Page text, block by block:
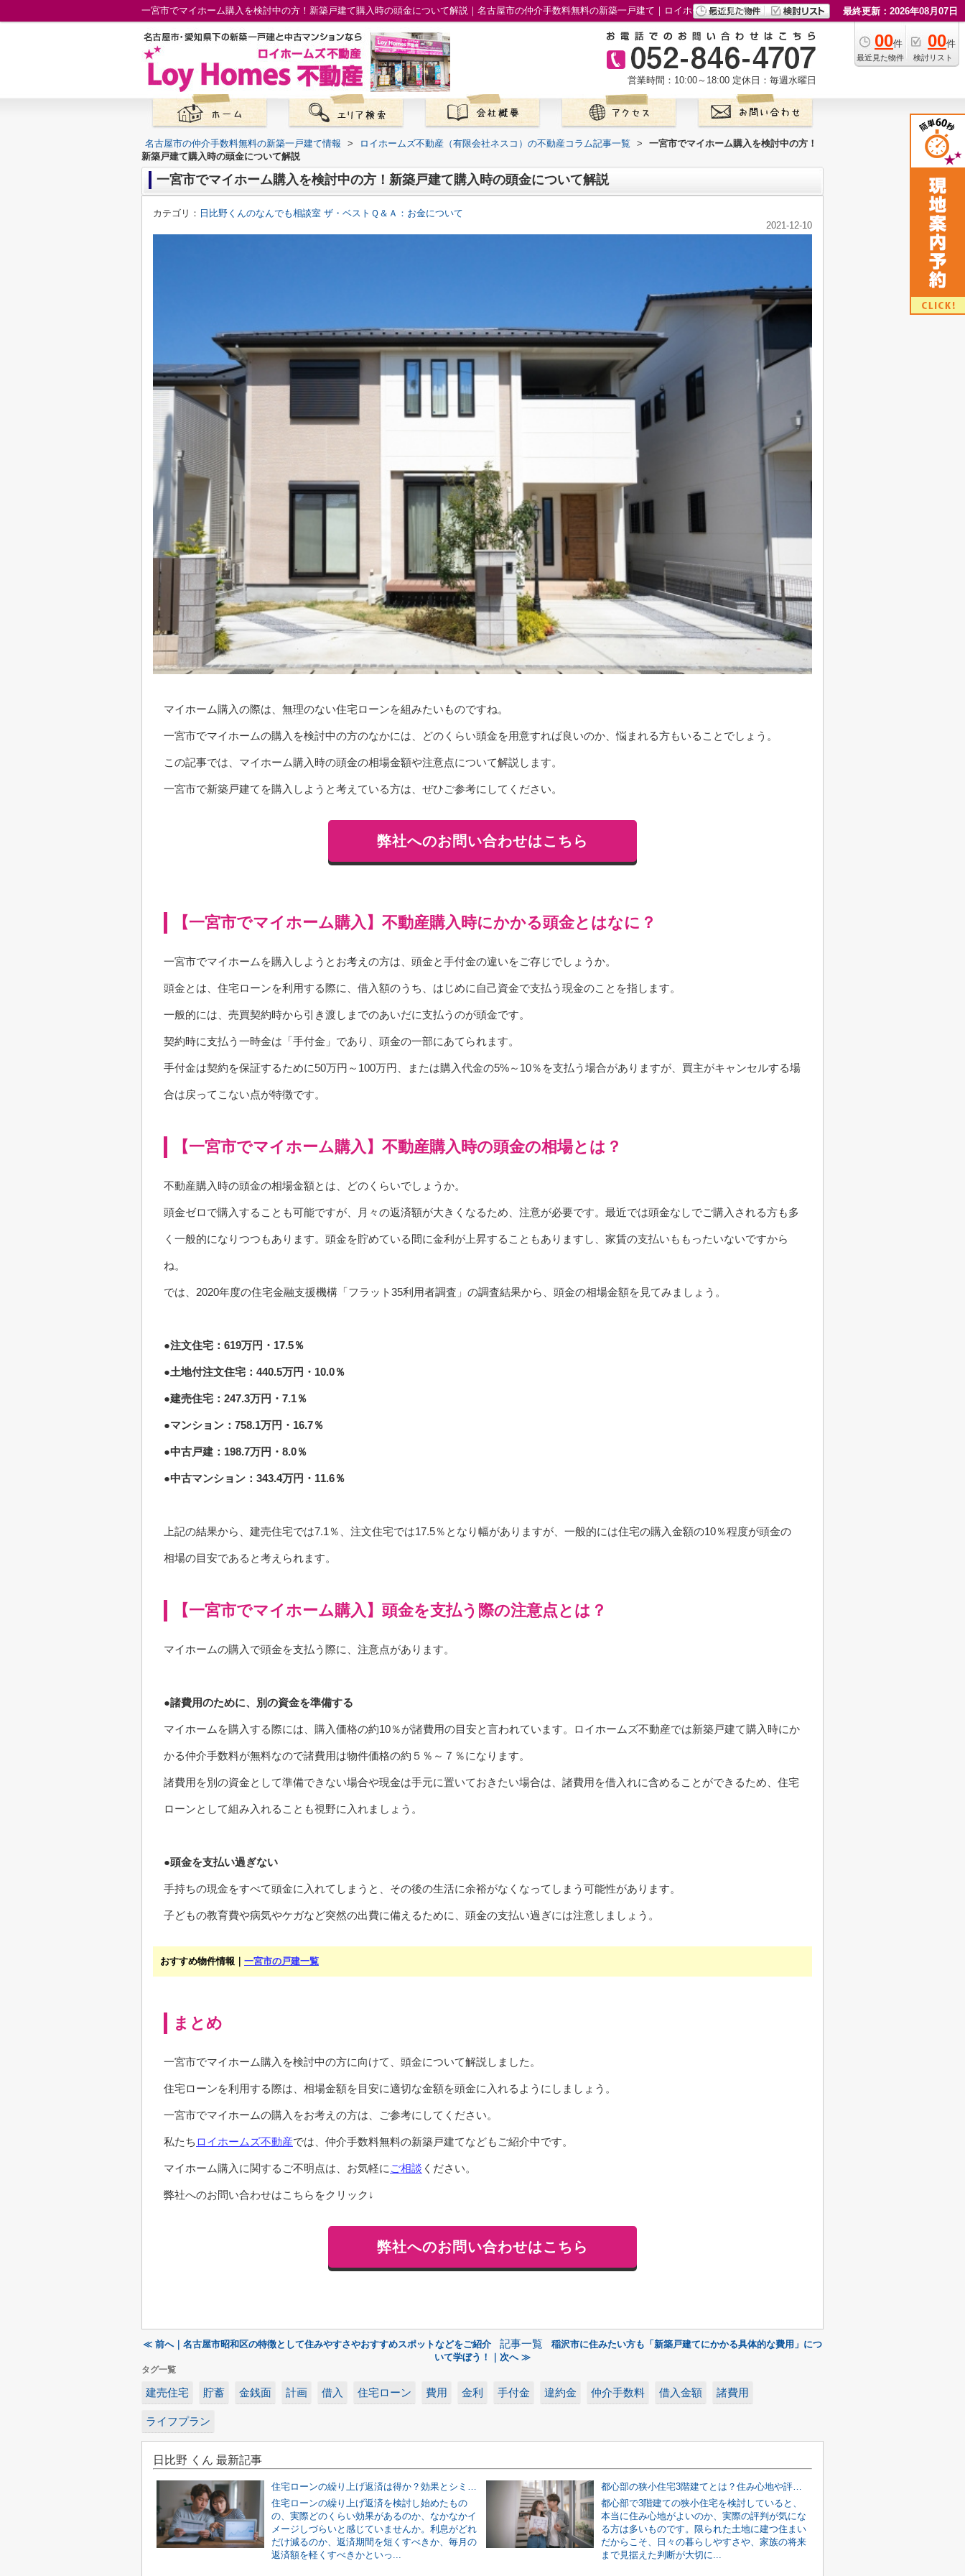
一宮市でマイホーム購入を検討中の方！新築戸建て購入時の頭金について解説｜名古屋市の仲介手数料無料の新築一戸建て｜ロイホームズ不動産 最終更新：2026年08月07日
00件
最近見た物件
00件
検討リスト
営業時間：10:00～18:00 定休日：毎週水曜日
名古屋市の仲介手数料無料の新築一戸建て情報 > ロイホームズ不動産（有限会社ネスコ）の不動産コラム記事一覧 >
一宮市でマイホーム購入を検討中の方！
新築戸建て購入時の頭金について解説
一宮市でマイホーム購入を検討中の方！新築戸建て購入時の頭金について解説
カテゴリ： 日比野くんのなんでも相談室 ザ・ベストＱ＆Ａ：お金について
2021-12-10
マイホーム購入の際は、無理のない住宅ローンを組みたいものですね。
一宮市でマイホームの購入を検討中の方のなかには、どのくらい頭金を用意すれば良いのか、悩まれる方もいることでしょう。
この記事では、マイホーム購入時の頭金の相場金額や注意点について解説します。
一宮市で新築戸建てを購入しようと考えている方は、ぜひご参考にしてください。
弊社へのお問い合わせはこちら
【一宮市でマイホーム購入】不動産購入時にかかる頭金とはなに？
一宮市でマイホームを購入しようとお考えの方は、頭金と手付金の違いをご存じでしょうか。
頭金とは、住宅ローンを利用する際に、借入額のうち、はじめに自己資金で支払う現金のことを指します。
一般的には、売買契約時から引き渡しまでのあいだに支払うのが頭金です。
契約時に支払う一時金は「手付金」であり、頭金の一部にあてられます。
手付金は契約を保証するために50万円～100万円、または購入代金の5%～10％を支払う場合がありますが、買主がキャンセルする場
合は戻ってこない点が特徴です。
【一宮市でマイホーム購入】不動産購入時の頭金の相場とは？
不動産購入時の頭金の相場金額とは、どのくらいでしょうか。
頭金ゼロで購入することも可能ですが、月々の返済額が大きくなるため、注意が必要です。最近では頭金なしでご購入される方も多
く一般的になりつつもあります。頭金を貯めている間に金利が上昇することもありますし、家賃の支払いももったいないですから
ね。
では、2020年度の住宅金融支援機構「フラット35利用者調査」の調査結果から、頭金の相場金額を見てみましょう。
●注文住宅：619万円・17.5％
●土地付注文住宅：440.5万円・10.0％
●建売住宅：247.3万円・7.1％
●マンション：758.1万円・16.7％
●中古戸建：198.7万円・8.0％
●中古マンション：343.4万円・11.6％
上記の結果から、建売住宅では7.1％、注文住宅では17.5％となり幅がありますが、一般的には住宅の購入金額の10％程度が頭金の
相場の目安であると考えられます。
【一宮市でマイホーム購入】頭金を支払う際の注意点とは？
マイホームの購入で頭金を支払う際に、注意点があります。
●諸費用のために、別の資金を準備する
マイホームを購入する際には、購入価格の約10％が諸費用の目安と言われています。ロイホームズ不動産では新築戸建て購入時にか
かる仲介手数料が無料なので諸費用は物件価格の約５％～７％になります。
諸費用を別の資金として準備できない場合や現金は手元に置いておきたい場合は、諸費用を借入れに含めることができるため、住宅
ローンとして組み入れることも視野に入れましょう。
●頭金を支払い過ぎない
手持ちの現金をすべて頭金に入れてしまうと、その後の生活に余裕がなくなってしまう可能性があります。
子どもの教育費や病気やケガなど突然の出費に備えるために、頭金の支払い過ぎには注意しましょう。
おすすめ物件情報｜ 一宮市の戸建一覧
まとめ
一宮市でマイホーム購入を検討中の方に向けて、頭金について解説しました。
住宅ローンを利用する際は、相場金額を目安に適切な金額を頭金に入れるようにしましょう。
一宮市でマイホームの購入をお考えの方は、ご参考にしてください。
私たち ロイホームズ不動産では、仲介手数料無料の新築戸建てなどもご紹介中です。
マイホーム購入に関するご不明点は、お気軽にご相談 ください。
弊社へのお問い合わせはこちらをクリック↓
弊社へのお問い合わせはこちら
≪ 前へ｜名古屋市昭和区の特徴として住みやすさやおすすめスポットなどをご紹介 記事一覧
稲沢市に住みたい方も「新築戸建てにかかる具体的な費用」につ
いて学ぼう！｜次へ ≫
タグ一覧
建売住宅 貯蓄 金銭面 計画 借入 住宅ローン 費用 金利 手付金 違約金 仲介手数料 借入金額 諸費用
ライフプラン
日比野 くん 最新記事
住宅ローンの繰り上げ返済は得か？効果とシミュレーションで無理のない判断をする方法
住宅ローンの繰り上げ返済を検討し始めたもの
の、実際どのくらい効果があるのか、なかなかイ
メージしづらいと感じていませんか。利息がどれ
だけ減るのか、返済期間を短くすべきか、毎月の
返済額を軽くすべきかといっ...
都心部の狭小住宅3階建てとは？住み心地や評判を購入前に確認
都心部で3階建ての狭小住宅を検討していると、
本当に住み心地がよいのか、実際の評判が気にな
る方は多いものです。限られた土地に建つ住まい
だからこそ、日々の暮らしやすさや、家族の将来
まで見据えた判断が大切に...